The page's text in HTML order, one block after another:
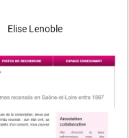
Elise Lenoble